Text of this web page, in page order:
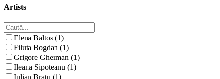
Artists
Elena Baltos (1)
Filuta Bogdan (1)
Grigore Gherman (1)
Ileana Sipoteanu (1)
Iulian Bratu (1)